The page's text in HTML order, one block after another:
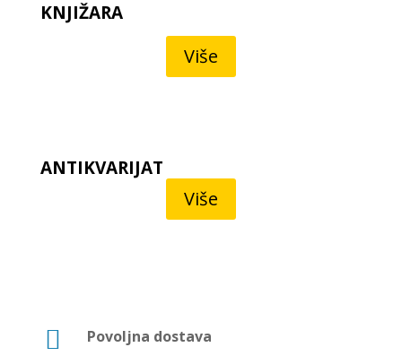
KNJIŽARA
Više
ANTIKVARIJAT
Više
 Povoljna dostava